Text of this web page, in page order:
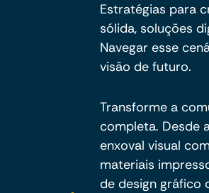
Estratégias para
sólida, soluções
Navegar esse
visão de futuro.
Transforme a
completa. Desde
enxoval visual
materiais
de design gráfico